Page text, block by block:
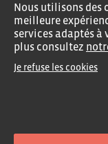
Nous utilisons des
meilleure
services adaptés à
plus consultez
Je refuse les cookies